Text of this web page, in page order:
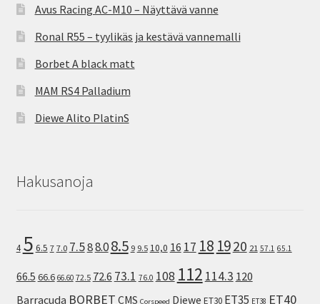
Avus Racing AC-M10 – Näyttävä vanne
Ronal R55 – tyylikäs ja kestävä vannemalli
Borbet A black matt
MAM RS4 Palladium
Diewe Alito PlatinS
Hakusanoja
4 5 6.5 7 7.0 7.588.08.5 9 9.5 10,0 16 17 18 1920 21 57.1 65.1
66.5 66.6 66.60 72.5 72.6 73.1 76.0 108 112 114.3 120
Barracuda BORBET CMS Corspeed Diewe ET30 ET35 ET38 ET40